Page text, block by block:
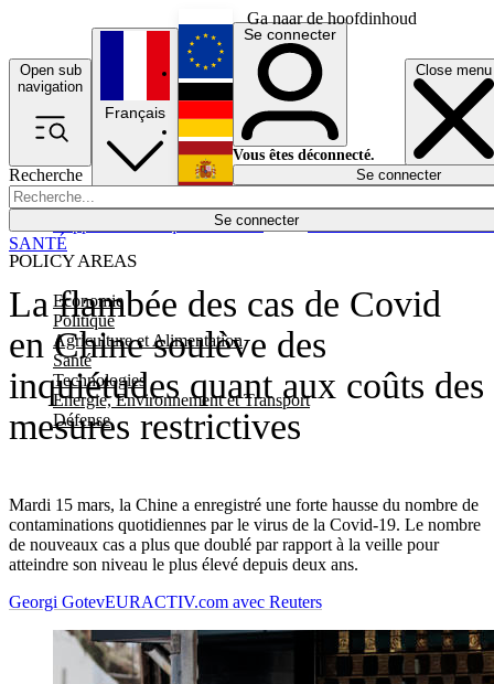
Ga naar de hoofdinhoud
Open sub
navigation
Close menu
Recherche
Se connecter
POLICY AREAS
Economie
Politique
Agriculture et Alimentation
Santé
Technologies
Energie, Environnement et Transport
Défense
Économie
Français
English
Deutsch
Español
Se connecter
Vous êtes déconnecté.
Se connecter
La flambée des cas de Covid
en Chine soulève des
inquiétudes quant aux coûts des
mesures restrictives
Mardi 15 mars, la Chine a enregistré une forte hausse du nombre de
contaminations quotidiennes par le virus de la Covid-19. Le nombre
de nouveaux cas a plus que doublé par rapport à la veille pour
atteindre son niveau le plus élevé depuis deux ans.
SANTÉ
Georgi GotevEURACTIV.com avec Reuters